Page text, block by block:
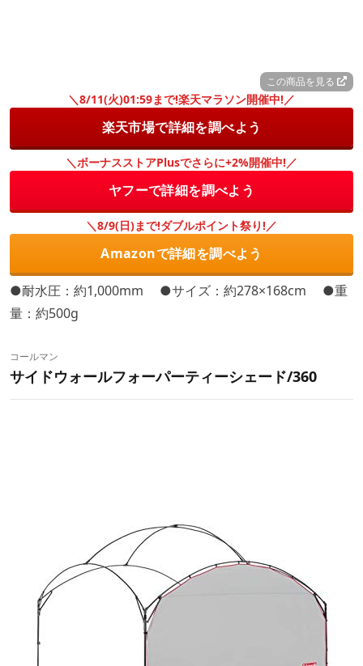
この商品を見る
＼8/11(火)01:59まで!楽天マラソン開催中!／
楽天市場で詳細を調べよう
＼ボーナスストアPlusでさらに+2%開催中!／
ヤフーで詳細を調べよう
＼8/9(日)まで!ダブルポイント祭り!／
Amazonで詳細を調べよう
●耐水圧：約1,000mm ●サイズ：約278×168cm ●重
量：約500g
コールマン
サイドウォールフォーパーティーシェード/360